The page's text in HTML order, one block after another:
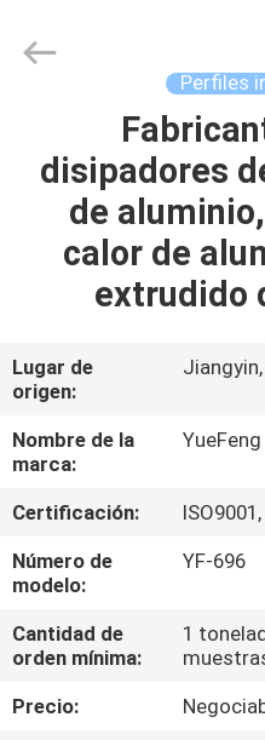
PRODUCTOS
SOBRE
VISITA
A
LA
FÁBRICA
CONTROL
DE
Rights
Reserved.
Perfiles
disipadores
de
calor de
extrudido
Lugar de
origen:
Nombre de la
marca:
YueFeng
Certificación:
ISO9001,
Número de
modelo:
YF-696
Cantidad de
orden mínima:
1
Precio: